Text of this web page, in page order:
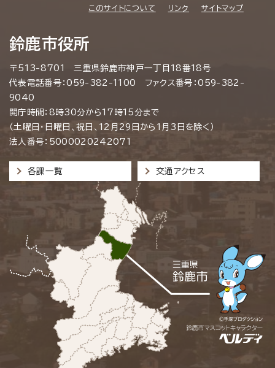
このサイトについて リンク サイトマップ
鈴鹿市役所
〒513-8701 三重県鈴鹿市神戸一丁目18番18号
代表電話番号：059-382-1100 ファクス番号：059-382-
9040
開庁時間：8時30分から17時15分まで
（土曜日・日曜日、祝日、12月29日から1月3日を除く）
法人番号：5000020242071
各課一覧 交通アクセス